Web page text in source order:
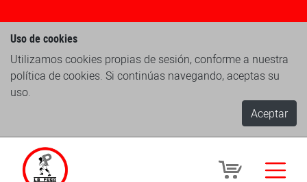
Uso de cookies
Utilizamos cookies propias de sesión, conforme a nuestra
política de cookies. Si continúas navegando, aceptas su
uso.
Aceptar